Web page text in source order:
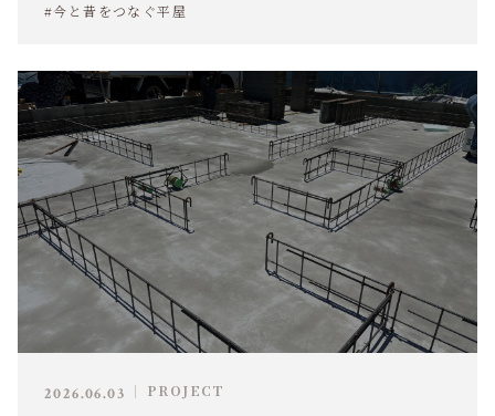
#今と昔をつなぐ平屋
2026.06.03 PROJECT